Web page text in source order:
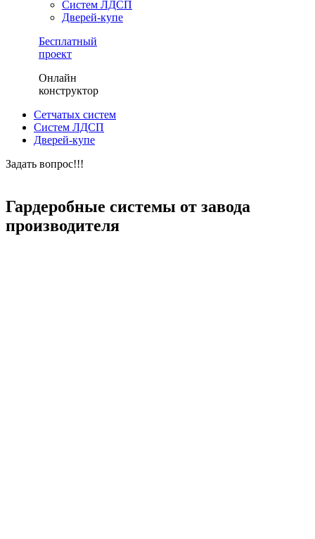
Систем ЛДСП
Дверей-купе
Бесплатный
проект
Онлайн
конструктор
Сетчатых систем
Систем ЛДСП
Дверей-купе
Задать вопрос!!!
Гардеробные системы от завода
производителя